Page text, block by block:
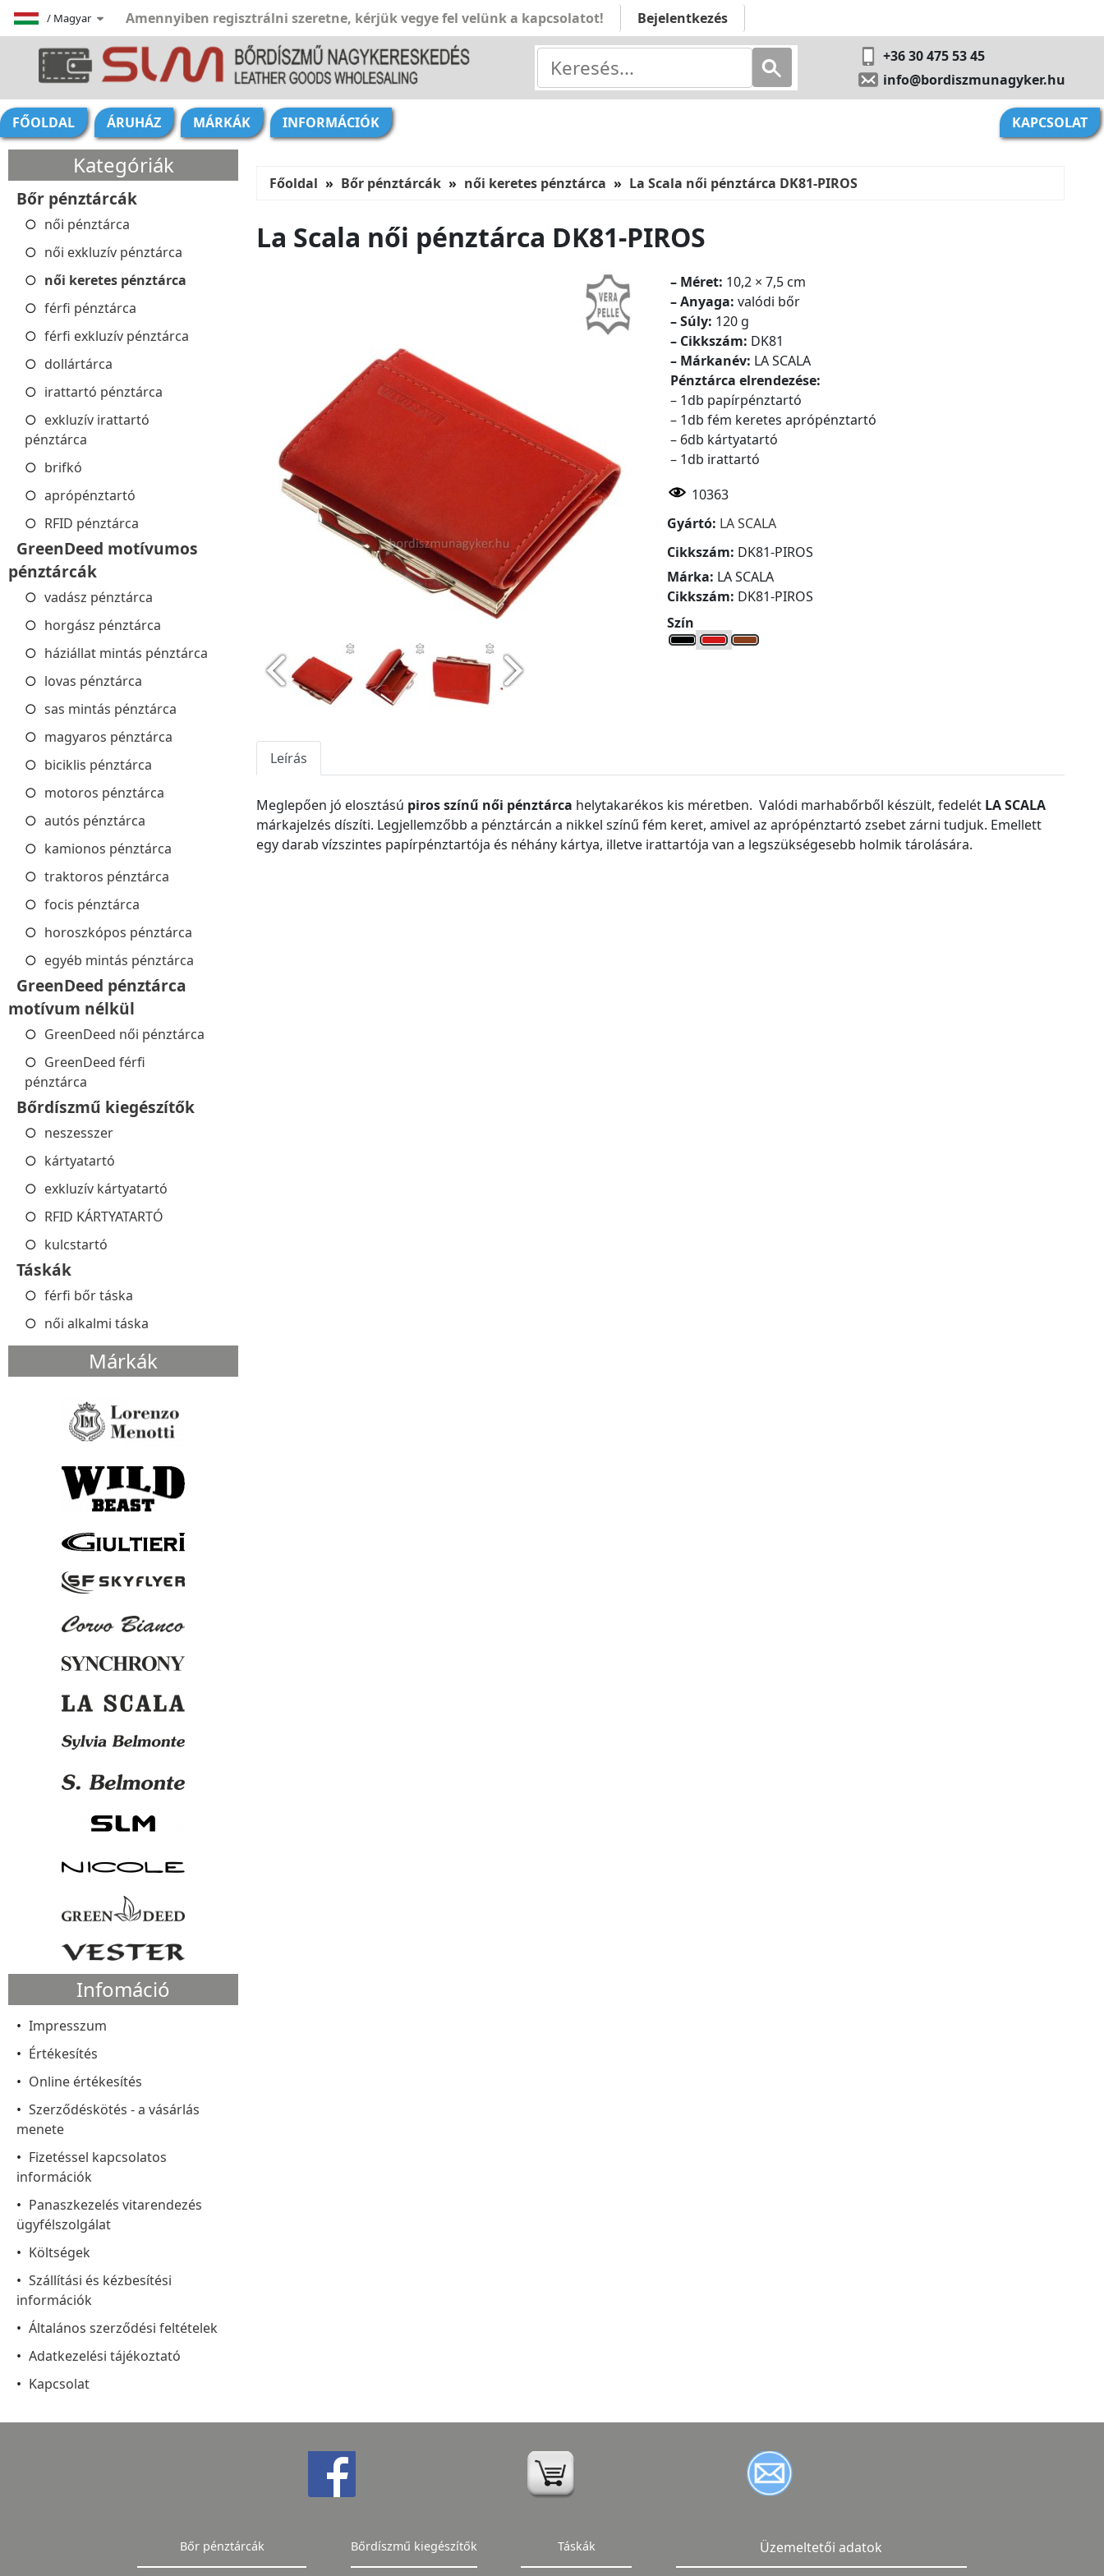
/ Magyar Amennyiben regisztrálni szeretne, kérjük vegye fel velünk a kapcsolatot! Bejelentkezés
+36 30 475 53 45
info@bordiszmunagyker.hu
FŐOLDAL ÁRUHÁZ MÁRKÁK INFORMÁCIÓK KAPCSOLAT
Kategóriák
Bőr pénztárcák
női pénztárca
női exkluzív pénztárca
női keretes pénztárca
férfi pénztárca
férfi exkluzív pénztárca
dollártárca
irattartó pénztárca
exkluzív irattartó
pénztárca
brifkó
aprópénztartó
RFID pénztárca
GreenDeed motívumos
pénztárcák
vadász pénztárca
horgász pénztárca
háziállat mintás pénztárca
lovas pénztárca
sas mintás pénztárca
magyaros pénztárca
biciklis pénztárca
motoros pénztárca
autós pénztárca
kamionos pénztárca
traktoros pénztárca
focis pénztárca
horoszkópos pénztárca
egyéb mintás pénztárca
GreenDeed pénztárca
motívum nélkül
GreenDeed női pénztárca
GreenDeed férfi
pénztárca
Bőrdíszmű kiegészítők
neszesszer
kártyatartó
exkluzív kártyatartó
RFID KÁRTYATARTÓ
kulcstartó
Táskák
férfi bőr táska
női alkalmi táska
Márkák
Infomáció
Impresszum
Értékesítés
Online értékesítés
Szerződéskötés - a vásárlás
menete
Fizetéssel kapcsolatos
információk
Panaszkezelés vitarendezés
ügyfélszolgálat
Költségek
Szállítási és kézbesítési
információk
Általános szerződési feltételek
Adatkezelési tájékoztató
Kapcsolat
Főoldal Bőr pénztárcák női keretes pénztárca La Scala női pénztárca DK81-PIROS
La Scala női pénztárca DK81-PIROS
– Méret: 10,2 × 7,5 cm
– Anyaga: valódi bőr
– Súly: 120 g
– Cikkszám: DK81
– Márkanév: LA SCALA
Pénztárca elrendezése:
– 1db papírpénztartó
– 1db fém keretes aprópénztartó
– 6db kártyatartó
– 1db irattartó
10363
Gyártó: LA SCALA
Cikkszám: DK81-PIROS
Márka: LA SCALA
Cikkszám: DK81-PIROS
Szín
Leírás
Meglepően jó elosztású piros színű női pénztárca helytakarékos kis méretben. Valódi marhabőrből készült, fedelét LA SCALA
márkajelzés díszíti. Legjellemzőbb a pénztárcán a nikkel színű fém keret, amivel az aprópénztartó zsebet zárni tudjuk. Emellett
egy darab vízszintes papírpénztartója és néhány kártya, illetve irattartója van a legszükségesebb holmik tárolására.
Bőr pénztárcák Bőrdíszmű kiegészítők Táskák Üzemeltetői adatok